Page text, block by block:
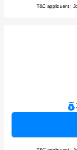
T&C appliquent |